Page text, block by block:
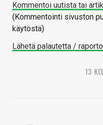
Kommentoi uutista tai
(Kommentointi sivuston
käytöstä)
Lähetä palautetta /
13